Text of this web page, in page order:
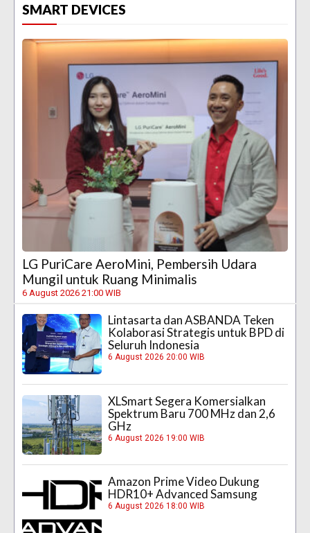
SMART DEVICES
LG PuriCare AeroMini, Pembersih Udara
Mungil untuk Ruang Minimalis
6 August 2026 21:00 WIB
Lintasarta dan ASBANDA Teken
Kolaborasi Strategis untuk BPD di
Seluruh Indonesia
6 August 2026 20:00 WIB
XLSmart Segera Komersialkan
Spektrum Baru 700 MHz dan 2,6
GHz
6 August 2026 19:00 WIB
Amazon Prime Video Dukung
HDR10+ Advanced Samsung
6 August 2026 18:00 WIB